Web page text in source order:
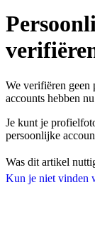
Kun je niet vinden
We verifiëren geen
accounts hebben
Je kunt je
persoonlijke
Was dit artikel